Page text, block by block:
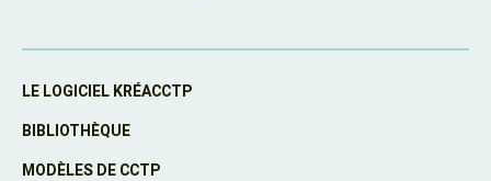
LE LOGICIEL KRÉACCTP
BIBLIOTHÈQUE
MODÈLES DE CCTP